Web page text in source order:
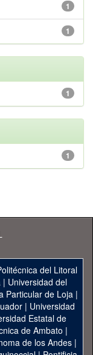
1
1
1
1
del Litoral
| Universidad del
Particular de Loja|
| Universidad
Estatal de
de Ambato |
de los Andes|